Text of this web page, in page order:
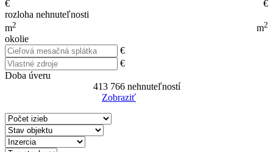
€
€
rozloha nehnuteľnosti
m2 m2
okolie
€
€
Doba úveru
413 766nehnuteľností
Zobraziť